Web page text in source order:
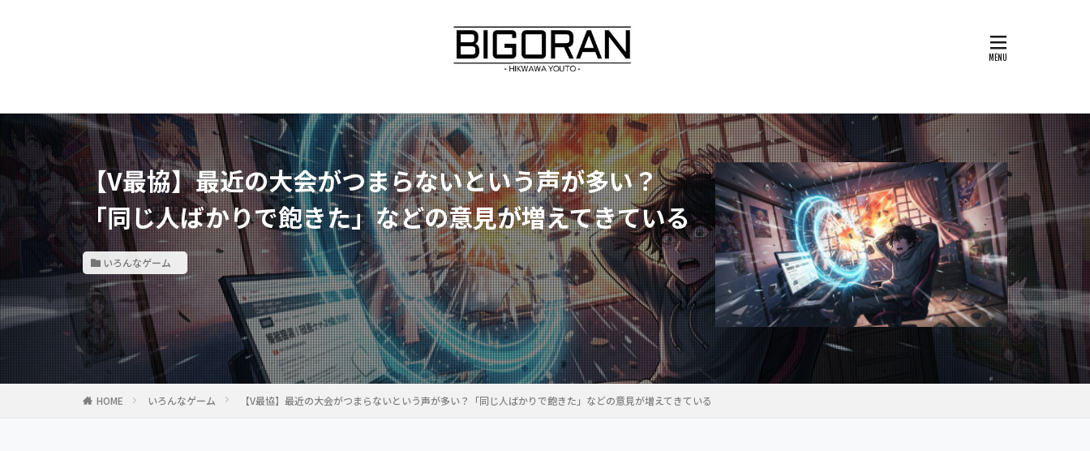
【V最協】最近の大会がつまらないという声が多い？
「同じ人ばかりで飽きた」などの意見が増えてきている
いろんなゲーム
HOME いろんなゲーム 【V最協】最近の大会がつまらないという声が多い？「同じ人ばかりで飽きた」などの意見が増えてきている